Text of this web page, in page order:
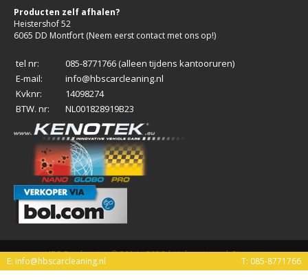
Producten zelf afhalen?
Heistershof 52
6065 DD Montfort (Neem eerst contact met ons op!)
tel nr:
085-8771766 (alleen tijdens kantooruren)
E-mail:
info@hbscarcleaning.nl
Kvknr:
14098274
BTW. nr:
NL001828919B23
HBS Carcleaning © 2014 - 2026 |Linkpartners|Sitemap
E: info@hbscarcleaning.nl T: 085-8771766